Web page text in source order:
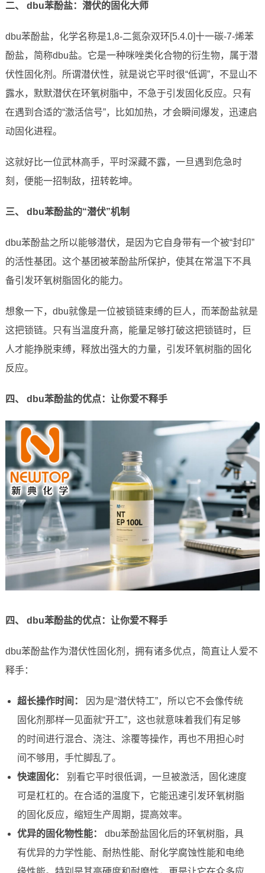
二、 dbu苯酚盐：潜伏的固化大师
dbu苯酚盐，化学名称是1,8-二氮杂双环[5.4.0]十一碳-7-烯苯
酚盐，简称dbu盐。它是一种咪唑类化合物的衍生物，属于潜
伏性固化剂。所谓潜伏性，就是说它平时很“低调”，不显山不
露水，默默潜伏在环氧树脂中，不急于引发固化反应。只有
在遇到合适的“激活信号”，比如加热，才会瞬间爆发，迅速启
动固化进程。
这就好比一位武林高手，平时深藏不露，一旦遇到危急时
刻，便能一招制敌，扭转乾坤。
三、 dbu苯酚盐的“潜伏”机制
dbu苯酚盐之所以能够潜伏，是因为它自身带有一个被“封印”
的活性基团。这个基团被苯酚盐所保护，使其在常温下不具
备引发环氧树脂固化的能力。
想象一下，dbu就像是一位被锁链束缚的巨人，而苯酚盐就是
这把锁链。只有当温度升高，能量足够打破这把锁链时，巨
人才能挣脱束缚，释放出强大的力量，引发环氧树脂的固化
反应。
四、 dbu苯酚盐的优点：让你爱不释手
四、 dbu苯酚盐的优点：让你爱不释手
dbu苯酚盐作为潜伏性固化剂，拥有诸多优点，简直让人爱不
释手：
超长操作时间：
因为是“潜伏特工”，所以它不会像传统
固化剂那样一见面就“开工”，这也就意味着我们有足够
的时间进行混合、浇注、涂覆等操作，再也不用担心时
间不够用，手忙脚乱了。
快速固化：
别看它平时很低调，一旦被激活，固化速度
可是杠杠的。在合适的温度下，它能迅速引发环氧树脂
的固化反应，缩短生产周期，提高效率。
优异的固化物性能：
dbu苯酚盐固化后的环氧树脂，具
有优异的力学性能、耐热性能、耐化学腐蚀性能和电绝